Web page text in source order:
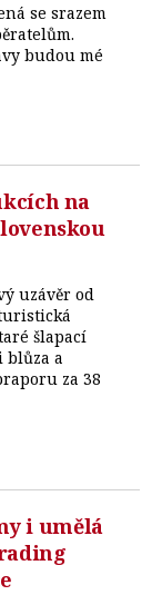
se srazem
budou mé
na
uzávěr od
šlapací
blůza a
za 38
i umělá